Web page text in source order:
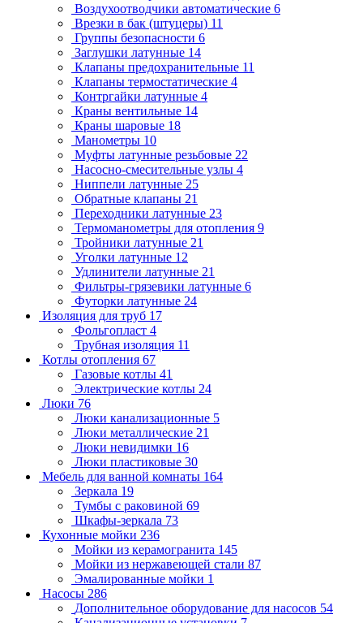
Воздухоотводчики автоматические 6
Врезки в бак (штуцеры) 11
Группы безопасности 6
Заглушки латунные 14
Клапаны предохранительные 11
Клапаны термостатические 4
Контргайки латунные 4
Краны вентильные 14
Краны шаровые 18
Манометры 10
Муфты латунные резьбовые 22
Насосно-смесительные узлы 4
Ниппели латунные 25
Обратные клапаны 21
Переходники латунные 23
Термоманометры для отопления 9
Тройники латунные 21
Уголки латунные 12
Удлинители латунные 21
Фильтры-грязевики латунные 6
Футорки латунные 24
Изоляция для труб 17
Фольгопласт 4
Трубная изоляция 11
Котлы отопления 67
Газовые котлы 41
Электрические котлы 24
Люки 76
Люки канализационные 5
Люки металлические 21
Люки невидимки 16
Люки пластиковые 30
Мебель для ванной комнаты 164
Зеркала 19
Тумбы с раковиной 69
Шкафы-зеркала 73
Кухонные мойки 236
Мойки из керамогранита 145
Мойки из нержавеющей стали 87
Эмалированные мойки 1
Насосы 286
Дополнительное оборудование для насосов 54